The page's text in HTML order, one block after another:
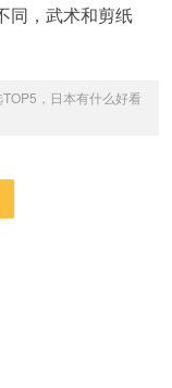
同，武术和剪纸
，日本有什么好看